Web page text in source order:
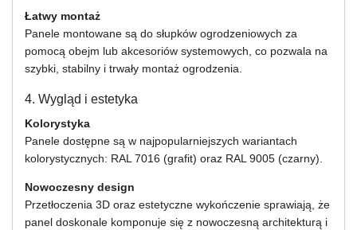
Łatwy montaż
Panele montowane są do słupków ogrodzeniowych za
pomocą obejm lub akcesoriów systemowych, co pozwala na
szybki, stabilny i trwały montaż ogrodzenia.
4. Wygląd i estetyka
Kolorystyka
Panele dostępne są w najpopularniejszych wariantach
kolorystycznych: RAL 7016 (grafit) oraz RAL 9005 (czarny).
Nowoczesny design
Przetłoczenia 3D oraz estetyczne wykończenie sprawiają, że
panel doskonale komponuje się z nowoczesną architekturą i